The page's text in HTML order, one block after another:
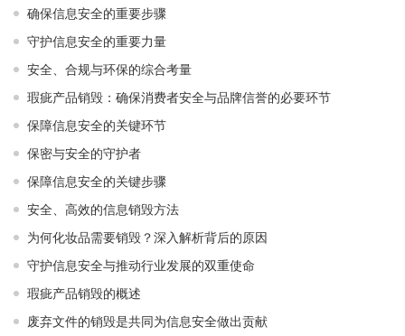
确保信息安全的重要步骤
守护信息安全的重要力量
安全、合规与环保的综合考量
瑕疵产品销毁：确保消费者安全与品牌信誉的必要环节
保障信息安全的关键环节
保密与安全的守护者
保障信息安全的关键步骤
安全、高效的信息销毁方法
为何化妆品需要销毁？深入解析背后的原因
守护信息安全与推动行业发展的双重使命
瑕疵产品销毁的概述
废弃文件的销毁是共同为信息安全做出贡献